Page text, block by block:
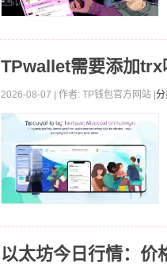
TPwallet需要添加trx
2026-08-07 | 作者: TP钱包官方网站 |
以太坊今日行情：价